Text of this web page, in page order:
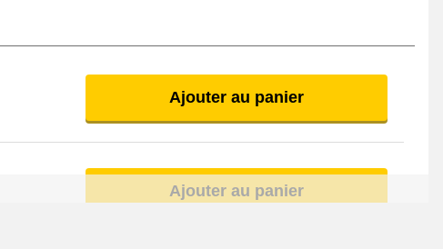
Ajouter au panier
Ajouter au panier